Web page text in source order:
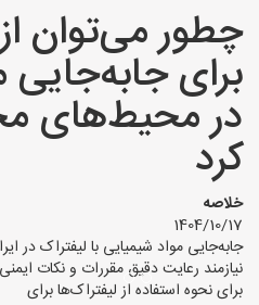
چطور می‌توان
برای
در محیط‌های
کرد
خلاصه
1404/10/17
جابه‌جایی مواد شیمیایی با لیفتراک در
نیازمند رعایت دقیق مقررات و نکات
برای نحوه استفاده از لیفتراک‌ها برای